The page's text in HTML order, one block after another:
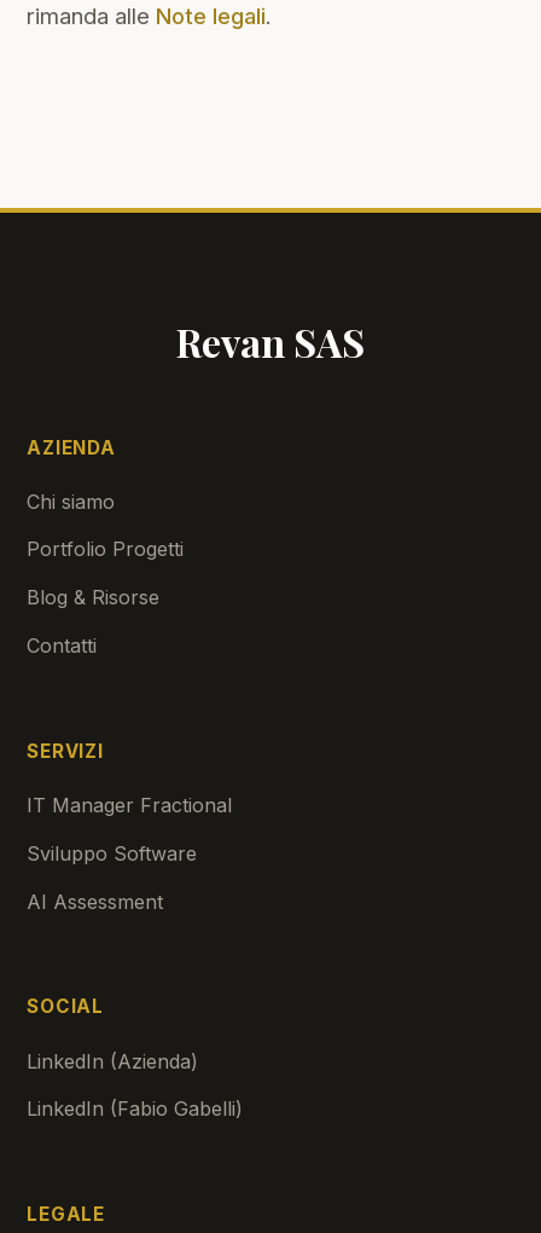
rimanda alle Note legali.
Revan SAS
AZIENDA
Chi siamo
Portfolio Progetti
Blog & Risorse
Contatti
SERVIZI
IT Manager Fractional
Sviluppo Software
AI Assessment
SOCIAL
LinkedIn (Azienda)
LinkedIn (Fabio Gabelli)
LEGALE